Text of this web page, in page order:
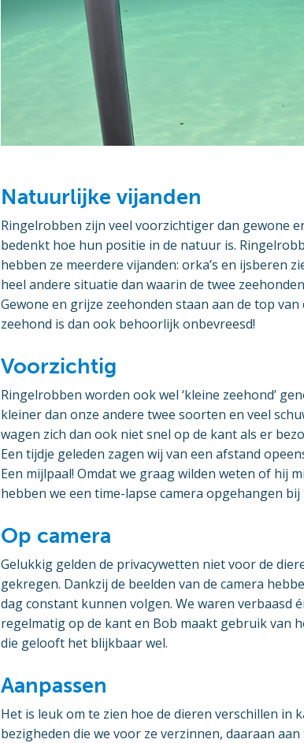
Natuurlijke vijanden
Ringelrobben zijn veel voorzichtiger dan gewone
bedenkt hoe hun positie in de natuur is.
hebben ze meerdere vijanden: orka’s en ijsberen
heel andere situatie dan waarin de twee
Gewone en grijze zeehonden staan aan de top
zeehond is dan ook behoorlijk onbevreesd!
Voorzichtig
Ringelrobben worden ook wel ‘kleine zeehond’
kleiner dan onze andere twee soorten en veel
wagen zich dan ook niet snel op de kant als er
Een tijdje geleden zagen wij van een afstand
Een mijlpaal! Omdat we graag wilden weten of hij
hebben we een time-lapse camera opgehangen
Op camera
Gelukkig gelden de privacywetten niet voor de
gekregen. Dankzij de beelden van de camera
dag constant kunnen volgen. We waren verbaasd
regelmatig op de kant en Bob maakt gebruik van
die gelooft het blijkbaar wel.
Aanpassen
Het is leuk om te zien hoe de dieren verschillen in
bezigheden die we voor ze verzinnen, daaraan